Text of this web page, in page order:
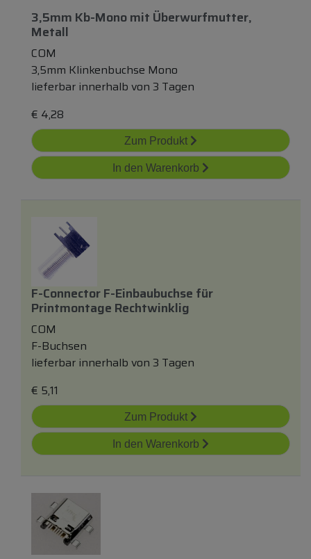
3,5mm Kb-Monomit Überwurfmutter,
Metall
COM
3,5mm Klinkenbuchse Mono
lieferbar innerhalb von 3 Tagen
€ 4,28
Zum Produkt
In den Warenkorb
F-Connector F-Einbaubuchse für
Printmontage Rechtwinklig
COM
F-Buchsen
lieferbar innerhalb von 3 Tagen
€ 5,11
Zum Produkt
In den Warenkorb